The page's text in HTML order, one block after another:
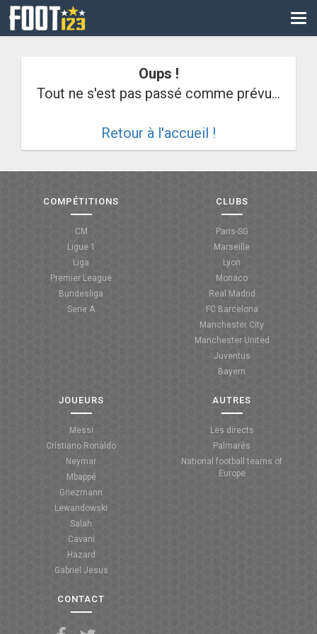
CM
COUPE DE FRANCE
COUPE DE LA LIGUE
Oups !
Tout ne s'est pas passé comme prévu...
Retour à l'accueil !
COMPÉTITIONS
CM
Ligue 1
Liga
Premier League
Bundesliga
Serie A
CLUBS
Paris-SG
Marseille
Lyon
Monaco
Real Madrid
FC Barcelona
Manchester City
Manchester United
Juventus
Bayern
JOUEURS
Messi
Cristiano Ronaldo
Neymar
Mbappé
Griezmann
Lewandowski
Salah
Cavani
Hazard
Gabriel Jesus
AUTRES
Les directs
Palmarès
National football teams of
Europe
CONTACT